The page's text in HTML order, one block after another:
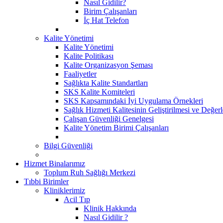
Nasıl Gidilir?
Birim Çalışanları
İç Hat Telefon
Kalite Yönetimi
Kalite Yönetimi
Kalite Politikası
Kalite Organizasyon Şeması
Faaliyetler
Sağlıkta Kalite Standartları
SKS Kalite Komiteleri
SKS Kapsamındaki İyi Uygulama Örnekleri
Sağlık Hizmeti Kalitesinin Geliştirilmesi ve
Çalışan Güvenliği Genelgesi
Kalite Yönetim Birimi Çalışanları
Bilgi Güvenliği
Hizmet Binalarımız
Toplum Ruh Sağlığı Merkezi
Tıbbi Birimler
Kliniklerimiz
Acil Tıp
Klinik Hakkında
Nasıl Gidilir ?